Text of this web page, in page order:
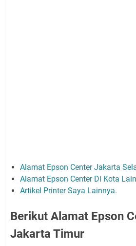
Alamat Epson Center Jakarta
Alamat Epson Center Di Kota
Artikel Printer Saya Lainnya.
Berikut Alamat Epson
Jakarta Timur